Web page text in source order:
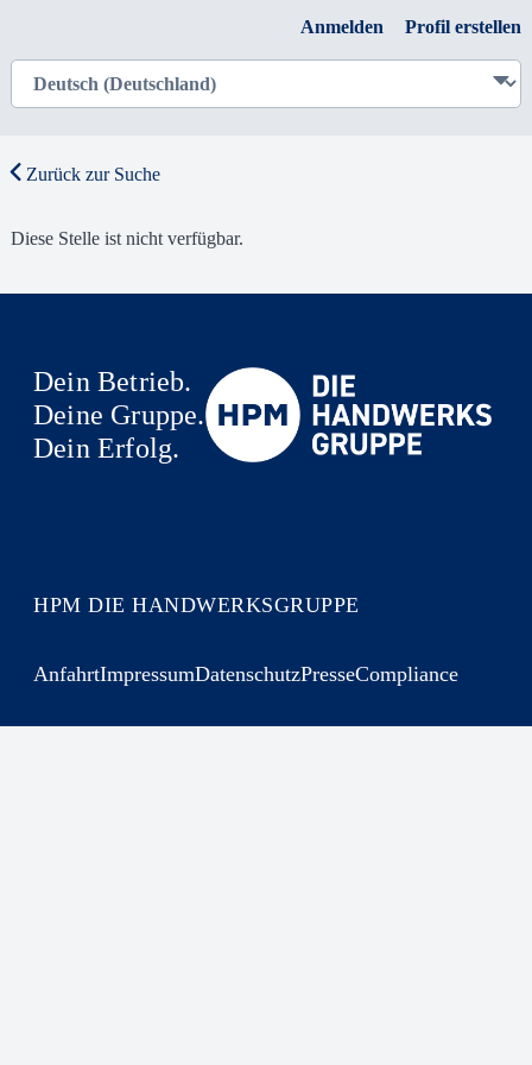
Anmelden Profil erstellen
Zurück zur Suche
Diese Stelle ist nicht verfügbar.
Dein Betrieb.
Deine Gruppe.
Dein Erfolg.
HPM DIE HANDWERKSGRUPPE
AnfahrtImpressumDatenschutzPresseCompliance